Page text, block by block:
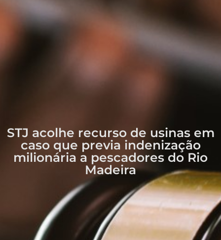
STJ acolhe recurso de usinas em
caso que previa indenização
milionária a pescadores do Rio
Madeira